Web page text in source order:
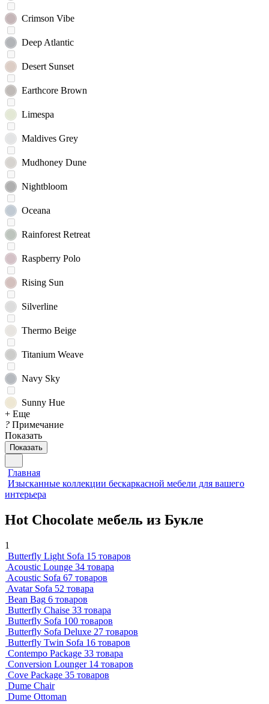
Crimson Vibe
Deep Atlantic
Desert Sunset
Earthcore Brown
Limespa
Maldives Grey
Mudhoney Dune
Nightbloom
Oceana
Rainforest Retreat
Raspberry Polo
Rising Sun
Silverline
Thermo Beige
Titanium Weave
Navy Sky
Sunny Hue
+ Еще
? Примечание
Показать
Показать
Главная
Изысканные коллекции бескаркасной мебели для вашего
интерьера
Hot Chocolate мебель из Букле
1
Butterfly Light Sofa 15 товаров
Acoustic Lounge 34 товара
Acoustic Sofa 67 товаров
Avatar Sofa 52 товара
Bean Bag 6 товаров
Butterfly Chaise 33 товара
Butterfly Sofa 100 товаров
Butterfly Sofa Deluxe 27 товаров
Butterfly Twin Sofa 16 товаров
Contempo Package 33 товара
Conversion Lounger 14 товаров
Cove Package 35 товаров
Dume Chair
Dume Ottoman